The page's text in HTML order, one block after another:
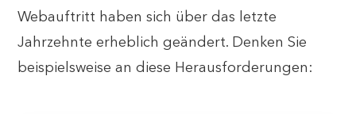
Webauftritt haben sich über das letzte
Jahrzehnte erheblich geändert. Denken Sie
beispielsweise an diese Herausforderungen: